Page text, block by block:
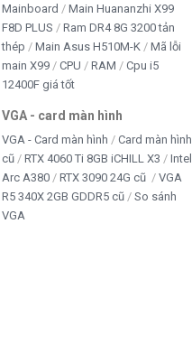
Mainboard
Main Huananzhi X99
F8D PLUS
Ram DR4 8G 3200 tản
thép
Main Asus H510M-K
Mã lỗi
main X99
CPU RAM
Cpu i5
12400F giá tốt
VGA - card màn hình
VGA - Card màn hình
Card màn hình
cũ
RTX 4060 Ti 8GB iCHILL X3
Intel
Arc A380
RTX 3090 24G cũ
VGA
R5 340X 2GB GDDR5 cũ
So sánh
VGA